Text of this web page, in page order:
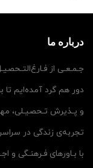
درباره ما
جـمـعـی از
دور هم گرد آمده‌ایم تا
و پـذیرش تـحصیـلی،
تجربه‌ی زندگی در
با بـاورهای فـرهنـگی و